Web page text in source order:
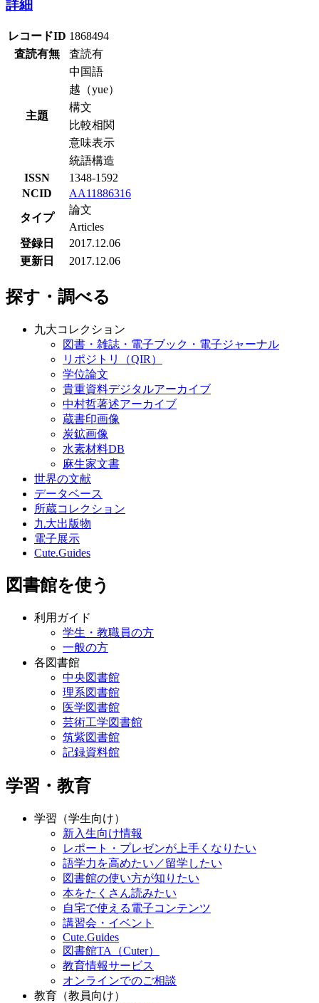
詳細
レコードID 1868494
査読有無
査読有
主題
中国語
越（yue）
構文
比較相関
意味表示
統語構造
ISSN
1348-1592
NCID
AA11886316
タイプ
論文
Articles
登録日
2017.12.06
更新日
2017.12.06
探す・調べる
九大コレクション
図書・雑誌・電子ブック・電子ジャーナル
リポジトリ（QIR）
学位論文
貴重資料デジタルアーカイブ
中村哲著述アーカイブ
蔵書印画像
炭鉱画像
水素材料DB
麻生家文書
世界の文献
データベース
所蔵コレクション
九大出版物
電子展示
Cute.Guides
図書館を使う
利用ガイド
学生・教職員の方
一般の方
各図書館
中央図書館
理系図書館
医学図書館
芸術工学図書館
筑紫図書館
記録資料館
学習・教育
学習（学生向け）
新入生向け情報
レポート・プレゼンが上手くなりたい
語学力を高めたい／留学したい
図書館の使い方が知りたい
本をたくさん読みたい
自宅で使える電子コンテンツ
講習会・イベント
Cute.Guides
図書館TA（Cuter）
教育情報サービス
オンラインでのご相談
教育（教員向け）